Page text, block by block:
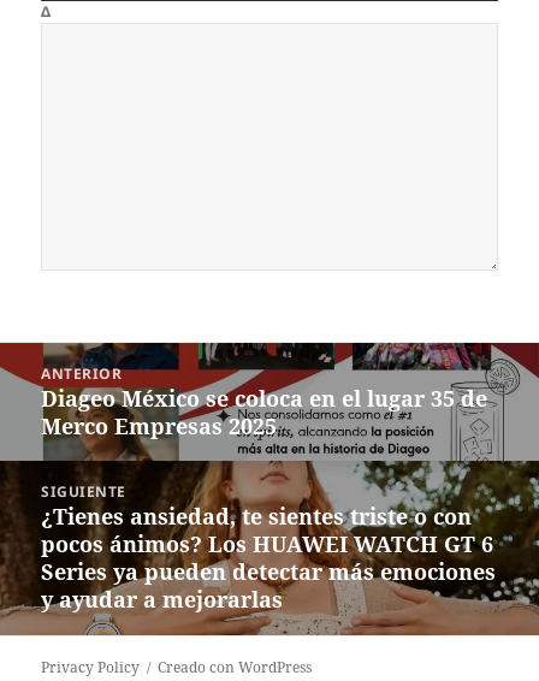
Δ
Navegación
de
entradas
ANTERIOR
Entrada
anterior:
Diageo México se coloca en el lugar 35 de
Merco Empresas 2025
SIGUIENTE
Siguiente
entrada:
¿Tienes ansiedad, te sientes triste o con
pocos ánimos? Los HUAWEI WATCH GT 6
Series ya pueden detectar más emociones
y ayudar a mejorarlas
Privacy Policy Creado con WordPress